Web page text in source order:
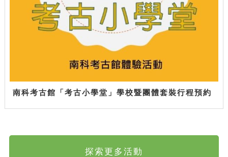
南科考古館「考古小學堂」學校暨團體套裝行程預約
探索更多活動